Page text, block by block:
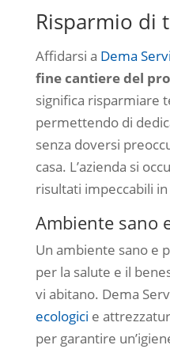
Risparmio di
Affidarsi a Dema
fine cantiere del
significa risparmiare
permettendo di
senza doversi
casa. L’azienda si
risultati impeccabili
Ambiente sano
Un ambiente sano e
per la salute e il
vi abitano. Dema
ecologici e
per garantire